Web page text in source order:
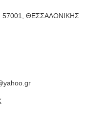
57001, ΘΕΣΣΑΛΟΝΙΚΗΣ